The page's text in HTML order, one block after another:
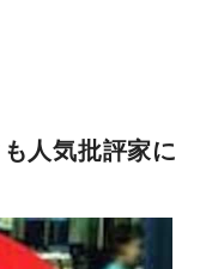
人気批評家に